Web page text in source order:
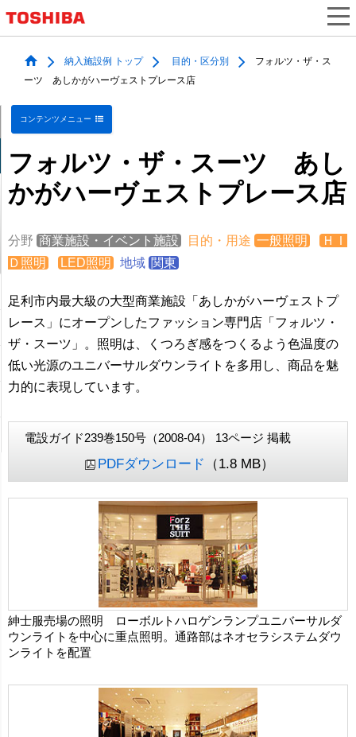
納入施設例 トップ 目的・区分別
フォルツ・ザ・ス
ーツ あしかがハーヴェストプレース店
コンテンツメニュー
フォルツ・ザ・スーツ あし
かがハーヴェストプレース店
分野 商業施設・イベント施設 目的・用途 一般照明
ＨＩ
Ｄ照明
LED照明 地域 関東
足利市内最大級の大型商業施設「あしかがハーヴェストプ
レース」にオープンしたファッション専門店「フォルツ・
ザ・スーツ」。照明は、くつろぎ感をつくるよう色温度の
低い光源のユニバーサルダウンライトを多用し、商品を魅
力的に表現しています。
電設ガイド239巻150号（2008-04） 13ページ 掲載
PDFダウンロード （1.8 MB）
紳士服売場の照明 ローボルトハロゲンランプユニバーサルダ
ウンライトを中心に重点照明。通路部はネオセラシステムダウ
ンライトを配置